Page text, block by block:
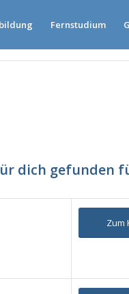
Fernstudium
dich gefunden
Zum